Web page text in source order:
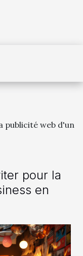
publicité web d'un
pour la
en